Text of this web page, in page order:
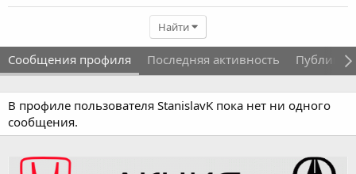
Найти
Сообщения профиля Последняя активность
В профиле пользователя StanislavK пока нет ни одного
сообщения.